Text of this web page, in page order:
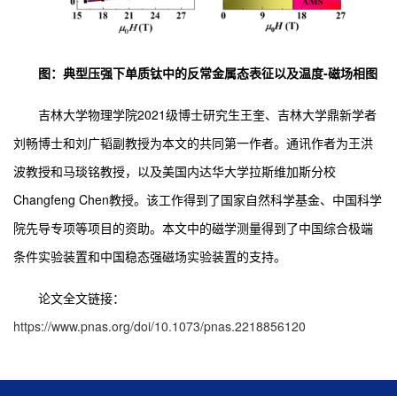
图：典型压强下单质钛中的反常金属态表征以及温度-磁场相图
吉林大学物理学院2021级博士研究生王奎、吉林大学鼎新学者
刘畅博士和刘广韬副教授为本文的共同第一作者。通讯作者为王洪
波教授和马琰铭教授，以及美国内达华大学拉斯维加斯分校
Changfeng Chen教授。该工作得到了国家自然科学基金、中国科学
院先导专项等项目的资助。本文中的磁学测量得到了中国综合极端
条件实验装置和中国稳态强磁场实验装置的支持。
论文全文链接：
https://www.pnas.org/doi/10.1073/pnas.2218856120